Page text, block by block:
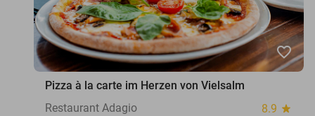
favorite_border
Pizza à la carte im Herzen von Vielsalm
Restaurant Adagio
8.9 star